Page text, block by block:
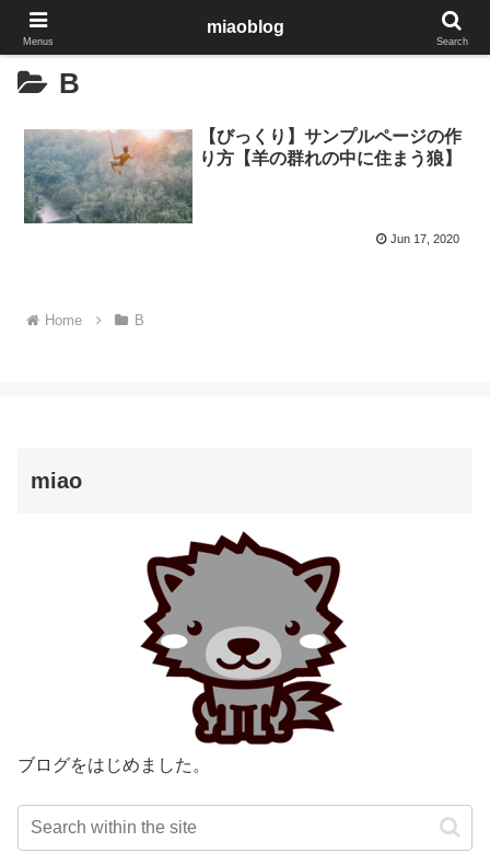
B
【びっくり】サンプルページの作
り方【羊の群れの中に住まう狼】
Jun 17, 2020
Home B
miao
ブログをはじめました。
Menus
miaoblog
Search